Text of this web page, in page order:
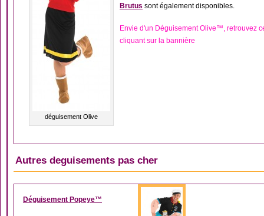
déguisement Olive
Brutus sont également disponibles.
Envie d'un Déguisement Olive™, retrouvez
cliquant sur la bannière
Autres deguisements pas cher
DÉGUISEMENT
Déguisement Popeye™